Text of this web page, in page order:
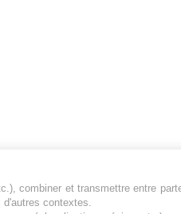
Suivez-nous
combiner et transmettre entre
contextes.